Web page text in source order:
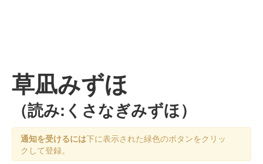
草凪みずほ
（読み:くさなぎみずほ）
通知を受けるには下に表示された緑色のボタンをクリッ
クして登録。